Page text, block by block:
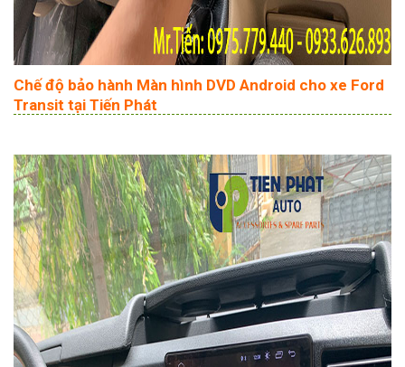
Chế độ bảo hành Màn hình DVD Android cho xe Ford
Transit tại Tiến Phát